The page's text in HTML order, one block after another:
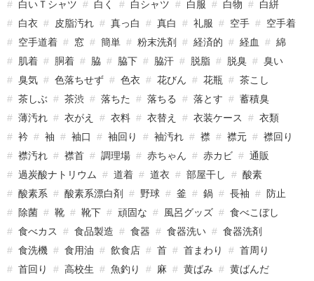
白いＴシャツ 白く 白シャツ 白服 白物
白絣
白衣
皮脂汚れ 真っ白 真白 礼服 空手
空手着
空手道着
窓 簡単 粉末洗剤 経済的 経血
綿
肌着
胴着 脇 脇下 脇汗 脱脂 脱臭
臭い
臭気
色落ちせず 色衣 花びん 花瓶
茶こし
茶しぶ
茶渋 落ちた 落ちる 落とす
蓄積臭
薄汚れ
衣がえ 衣料 衣替え 衣装ケース
衣類
衿
袖 袖口 袖回り 袖汚れ 襟 襟元
襟回り
襟汚れ
襟首 調理場 赤ちゃん 赤カビ
通販
過炭酸ナトリウム
道着 道衣 部屋干し
酸素
酸素系
酸素系漂白剤 野球 釜 鍋 長袖
防止
除菌
靴 靴下 頑固な 風呂グッズ
食べこぼし
食べカス
食品製造 食器 食器洗い
食器洗剤
食洗機
食用油 飲食店 首 首まわり
首周り
首回り
高校生 魚釣り 麻 黄ばみ
黄ばんだ